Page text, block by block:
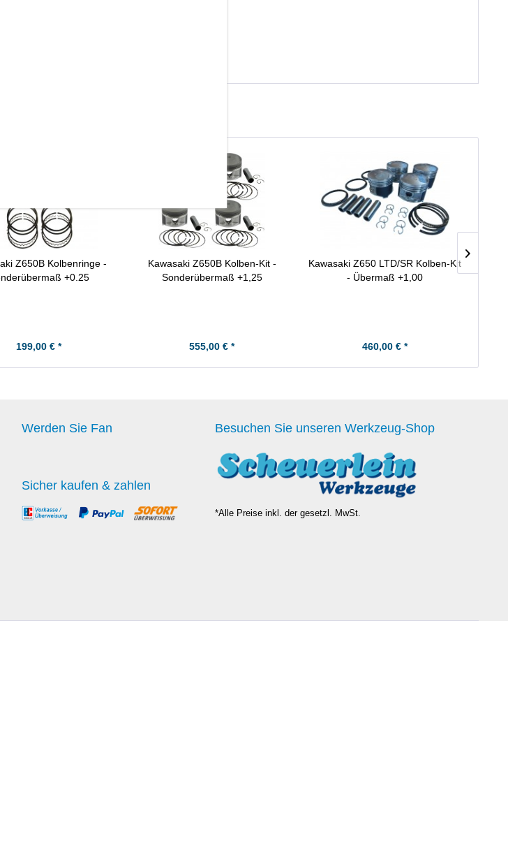
Z650B Kolbenringe -
+0.25
199,00 € *
Kawasaki Z650B Kolben-Kit -
Sonderübermaß +1,25
555,00 € *
Kawasaki Z650 LTD/SR Kolben-Kit
- Übermaß +1,00
460,00 € *
Werden Sie Fan
Sicher kaufen & zahlen
Besuchen Sie unseren Werkzeug-Shop
*Alle Preise inkl. der gesetzl. MwSt.